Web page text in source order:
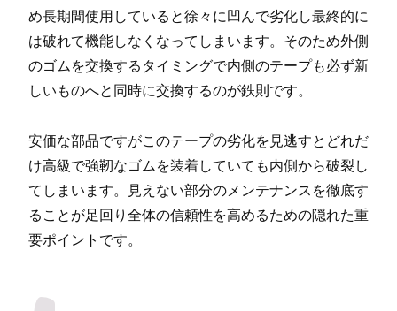
め長期間使用していると徐々に凹んで劣化し最終的に
は破れて機能しなくなってしまいます。そのため外側
のゴムを交換するタイミングで内側のテープも必ず新
しいものへと同時に交換するのが鉄則です。
安価な部品ですがこのテープの劣化を見逃すとどれだ
け高級で強靭なゴムを装着していても内側から破裂し
てしまいます。見えない部分のメンテナンスを徹底す
ることが足回り全体の信頼性を高めるための隠れた重
要ポイントです。